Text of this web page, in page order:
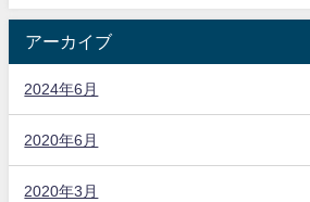
アーカイブ
2024年6月
2020年6月
2020年3月